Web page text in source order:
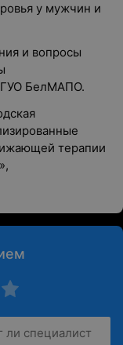
у мужчин и
и вопросы
ГУО БелМАПО.
терапии